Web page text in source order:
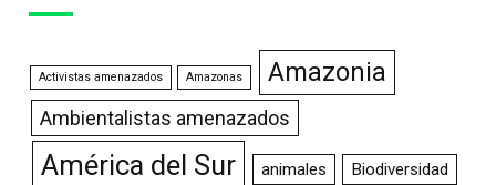
Activistas amenazados Amazonas Amazonia
Ambientalistas amenazados
América del Sur animales Biodiversidad